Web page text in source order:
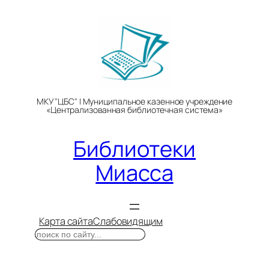
МКУ "ЦБС" | Муниципальное казенное учреждение
«Централизованная библиотечная система»
Библиотеки
Миасса
Карта сайтаСлабовидящим
Поиск